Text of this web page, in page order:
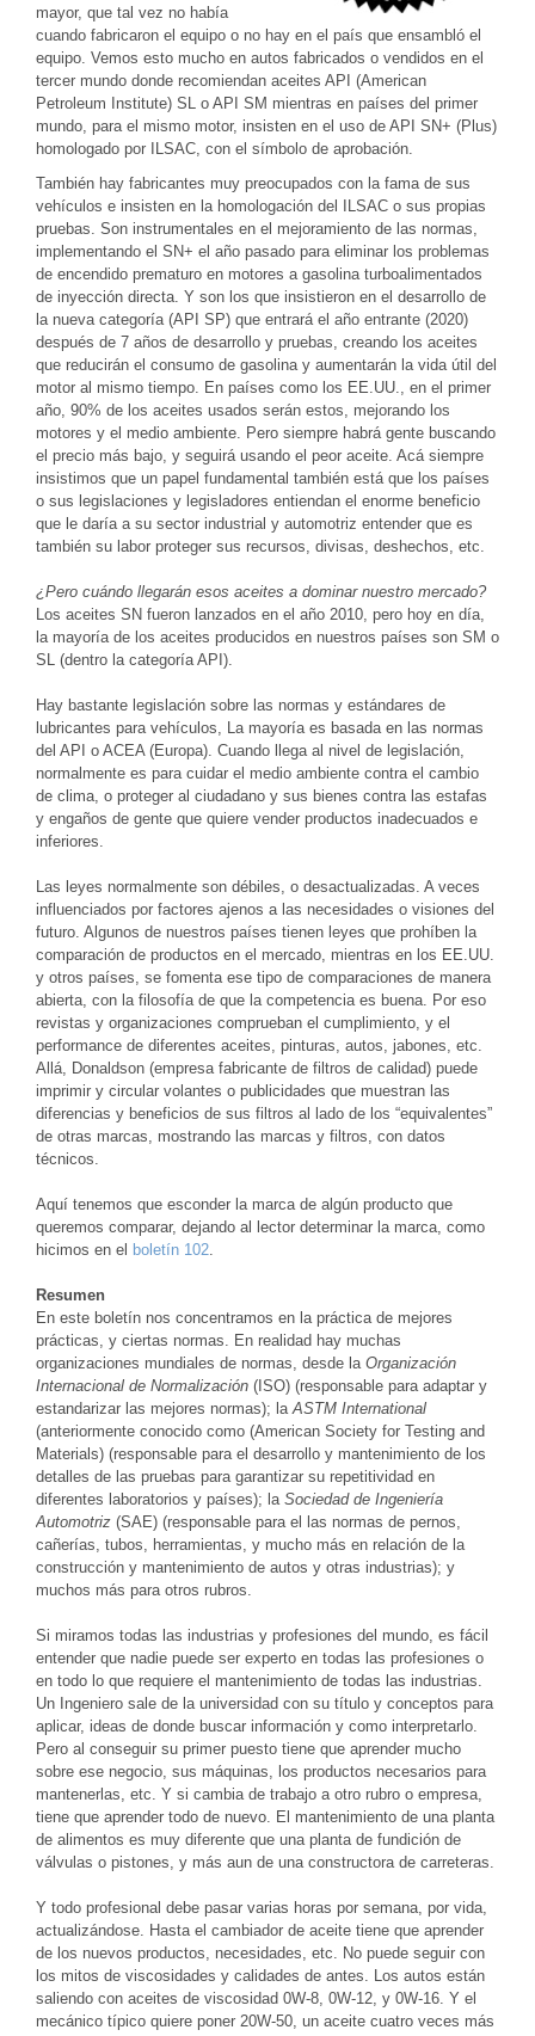
mayor, que tal vez no había
cuando fabricaron el equipo o no hay en el país que ensambló el
equipo. Vemos esto mucho en autos fabricados o vendidos en el
tercer mundo donde recomiendan aceites API (American
Petroleum Institute) SL o API SM mientras en países del primer
mundo, para el mismo motor, insisten en el uso de API SN+ (Plus)
homologado por ILSAC, con el símbolo de aprobación.
También hay fabricantes muy preocupados con la fama de sus
vehículos e insisten en la homologación del ILSAC o sus propias
pruebas. Son instrumentales en el mejoramiento de las normas,
implementando el SN+ el año pasado para eliminar los problemas
de encendido prematuro en motores a gasolina turboalimentados
de inyección directa. Y son los que insistieron en el desarrollo de
la nueva categoría (API SP) que entrará el año entrante (2020)
después de 7 años de desarrollo y pruebas, creando los aceites
que reducirán el consumo de gasolina y aumentarán la vida útil del
motor al mismo tiempo. En países como los EE.UU., en el primer
año, 90% de los aceites usados serán estos, mejorando los
motores y el medio ambiente. Pero siempre habrá gente buscando
el precio más bajo, y seguirá usando el peor aceite. Acá siempre
insistimos que un papel fundamental también está que los países
o sus legislaciones y legisladores entiendan el enorme beneficio
que le daría a su sector industrial y automotriz entender que es
también su labor proteger sus recursos, divisas, deshechos, etc.
¿Pero cuándo llegarán esos aceites a dominar nuestro mercado?
Los aceites SN fueron lanzados en el año 2010, pero hoy en día,
la mayoría de los aceites producidos en nuestros países son SM o
SL (dentro la categoría API).
Hay bastante legislación sobre las normas y estándares de
lubricantes para vehículos, La mayoría es basada en las normas
del API o ACEA (Europa). Cuando llega al nivel de legislación,
normalmente es para cuidar el medio ambiente contra el cambio
de clima, o proteger al ciudadano y sus bienes contra las estafas
y engaños de gente que quiere vender productos inadecuados e
inferiores.
Las leyes normalmente son débiles, o desactualizadas. A veces
influenciados por factores ajenos a las necesidades o visiones del
futuro. Algunos de nuestros países tienen leyes que prohíben la
comparación de productos en el mercado, mientras en los EE.UU.
y otros países, se fomenta ese tipo de comparaciones de manera
abierta, con la filosofía de que la competencia es buena. Por eso
revistas y organizaciones comprueban el cumplimiento, y el
performance de diferentes aceites, pinturas, autos, jabones, etc.
Allá, Donaldson (empresa fabricante de filtros de calidad) puede
imprimir y circular volantes o publicidades que muestran las
diferencias y beneficios de sus filtros al lado de los “equivalentes”
de otras marcas, mostrando las marcas y filtros, con datos
técnicos.
Aquí tenemos que esconder la marca de algún producto que
queremos comparar, dejando al lector determinar la marca, como
hicimos en el boletín 102
Resumen
En este boletín nos concentramos en la práctica de mejores
prácticas, y ciertas normas. En realidad hay muchas
organizaciones mundiales de normas, desde la Organización
Internacional de Normalización (ISO) (responsable para adaptar y
estandarizar las mejores normas); la ASTM International
(anteriormente conocido como (American Society for Testing and
Materials) (responsable para el desarrollo y mantenimiento de los
detalles de las pruebas para garantizar su repetitividad en
diferentes laboratorios y países); la Sociedad de Ingeniería
Automotriz (SAE) (responsable para el las normas de pernos,
cañerías, tubos, herramientas, y mucho más en relación de la
construcción y mantenimiento de autos y otras industrias); y
muchos más para otros rubros.
Si miramos todas las industrias y profesiones del mundo, es fácil
entender que nadie puede ser experto en todas las profesiones o
en todo lo que requiere el mantenimiento de todas las industrias.
Un Ingeniero sale de la universidad con su título y conceptos para
aplicar, ideas de donde buscar información y como interpretarlo.
Pero al conseguir su primer puesto tiene que aprender mucho
sobre ese negocio, sus máquinas, los productos necesarios para
mantenerlas, etc. Y si cambia de trabajo a otro rubro o empresa,
tiene que aprender todo de nuevo. El mantenimiento de una planta
de alimentos es muy diferente que una planta de fundición de
válvulas o pistones, y más aun de una constructora de carreteras.
Y todo profesional debe pasar varias horas por semana, por vida,
actualizándose. Hasta el cambiador de aceite tiene que aprender
de los nuevos productos, necesidades, etc. No puede seguir con
los mitos de viscosidades y calidades de antes. Los autos están
saliendo con aceites de viscosidad 0W-8, 0W-12, y 0W-16. Y el
mecánico típico quiere poner 20W-50, un aceite cuatro veces más